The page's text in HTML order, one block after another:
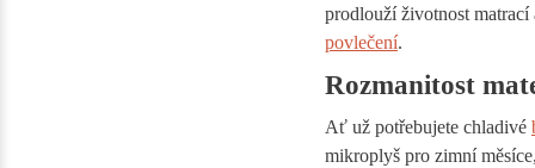
prodlouží životnost matrací
povlečení.
Rozmanitost
Ať už potřebujete chladivé
mikroplyš pro zimní